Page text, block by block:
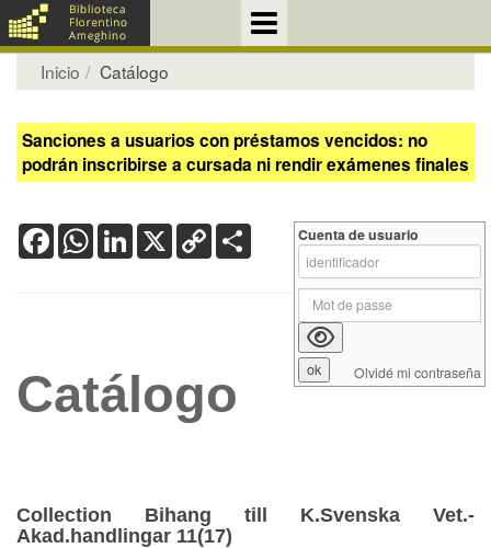
Inicio Catálogo
Sanciones a usuarios con préstamos vencidos: no
podrán inscribirse a cursada ni rendir exámenes finales
FacebookWhatsApp
LinkedIn
X Copy
Link
Catálogo
Collection Bihang till K.Svenska Vet.-
Akad.handlingar 11(17)
Cuenta de usuario
Olvidé mi contraseña